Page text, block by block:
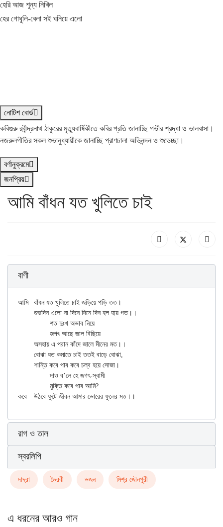
হেরি আজ শূন্য নিখিল
হের গোধূলি-বেলা সই ঘনিয়ে এলো
নোটিশ বোর্ড
কবিগুরু রবীন্দ্রনাথ ঠাকুরের মৃত্যুবার্ষিকীতে কবির প্রতি জানাচ্ছি গভীর শ্রদ্ধা ও ভালবাসা।
নজরুলগীতির সকল শুভানুধ্যায়ীকে জানাচ্ছি প্রাণঢালা অভিনন্দন ও শুভেচ্ছা।
বর্ণানুক্রমে
জনপ্রিয়
আমি বাঁধন যত খুলিতে চাই
বাণী
আমি	বাঁধন যত খুলিতে চাই জড়িয়ে পড়ি তত।
		দাও ব’লে হে জগৎ-স্বামী
রাগ ও তাল
স্বরলিপি
দাদ্‌রা ভৈরবী ভজন মিশ্র জৌনপুরী
এ ধরনের আরও গান